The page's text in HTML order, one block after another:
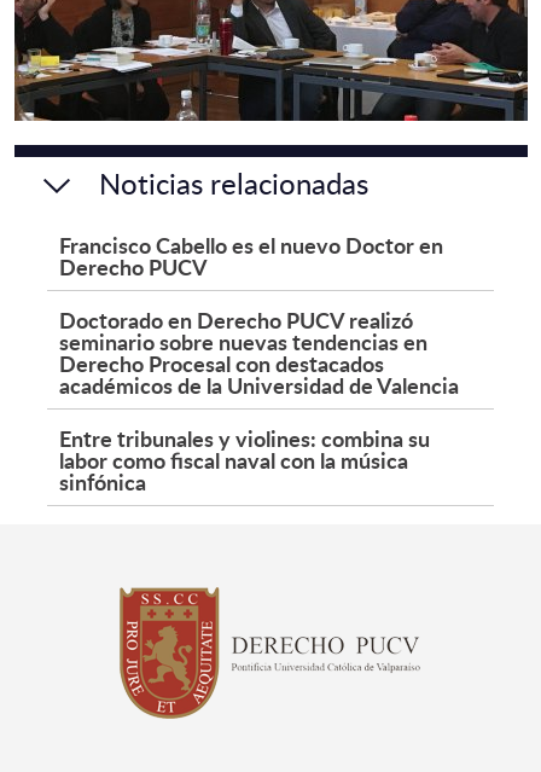
Noticias relacionadas
Francisco Cabello es el nuevo Doctor en
Derecho PUCV
Doctorado en Derecho PUCV realizó
seminario sobre nuevas tendencias en
Derecho Procesal con destacados
académicos de la Universidad de Valencia
Entre tribunales y violines: combina su
labor como fiscal naval con la música
sinfónica